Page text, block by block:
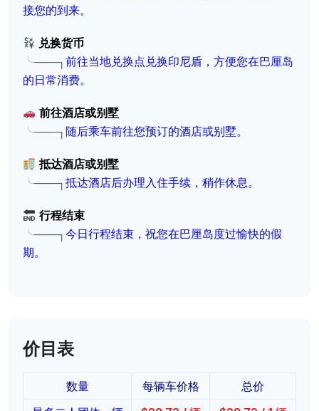
接您的到来。
兑换货币
╰───┐ 前往当地兑换点兑换印尼盾，方便您在巴厘岛
的日常消费。
前往酒店或别墅
╰───┐ 随后乘车前往您预订的酒店或别墅。
抵达酒店或别墅
╰───┐ 抵达酒店后办理入住手续，稍作休息。
行程结束
╰───┐ 今日行程结束，祝您在巴厘岛度过愉快的假
期。
价目表
数量 每辆车价格
总价